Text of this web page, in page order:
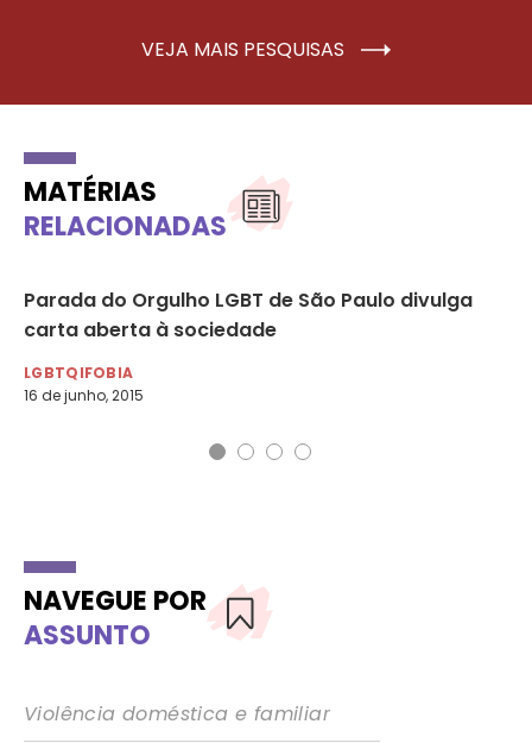
VEJA MAIS PESQUISAS
MATÉRIAS
RELACIONADAS
Parada do Orgulho LGBT de São Paulo divulga
carta aberta à sociedade
LGBTQIFOBIA
16 de junho, 2015
NAVEGUE POR
ASSUNTO
Violência doméstica e familiar